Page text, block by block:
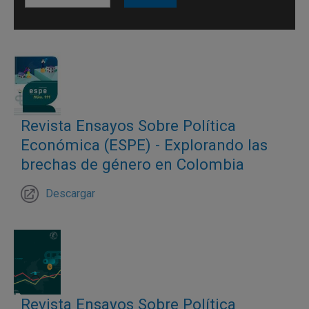
diferencias.
Hallazgos
Revista Ensayos Sobre Política
Económica (ESPE) - Explorando las
brechas de género en Colombia
Descargar
Revista Ensayos Sobre Política